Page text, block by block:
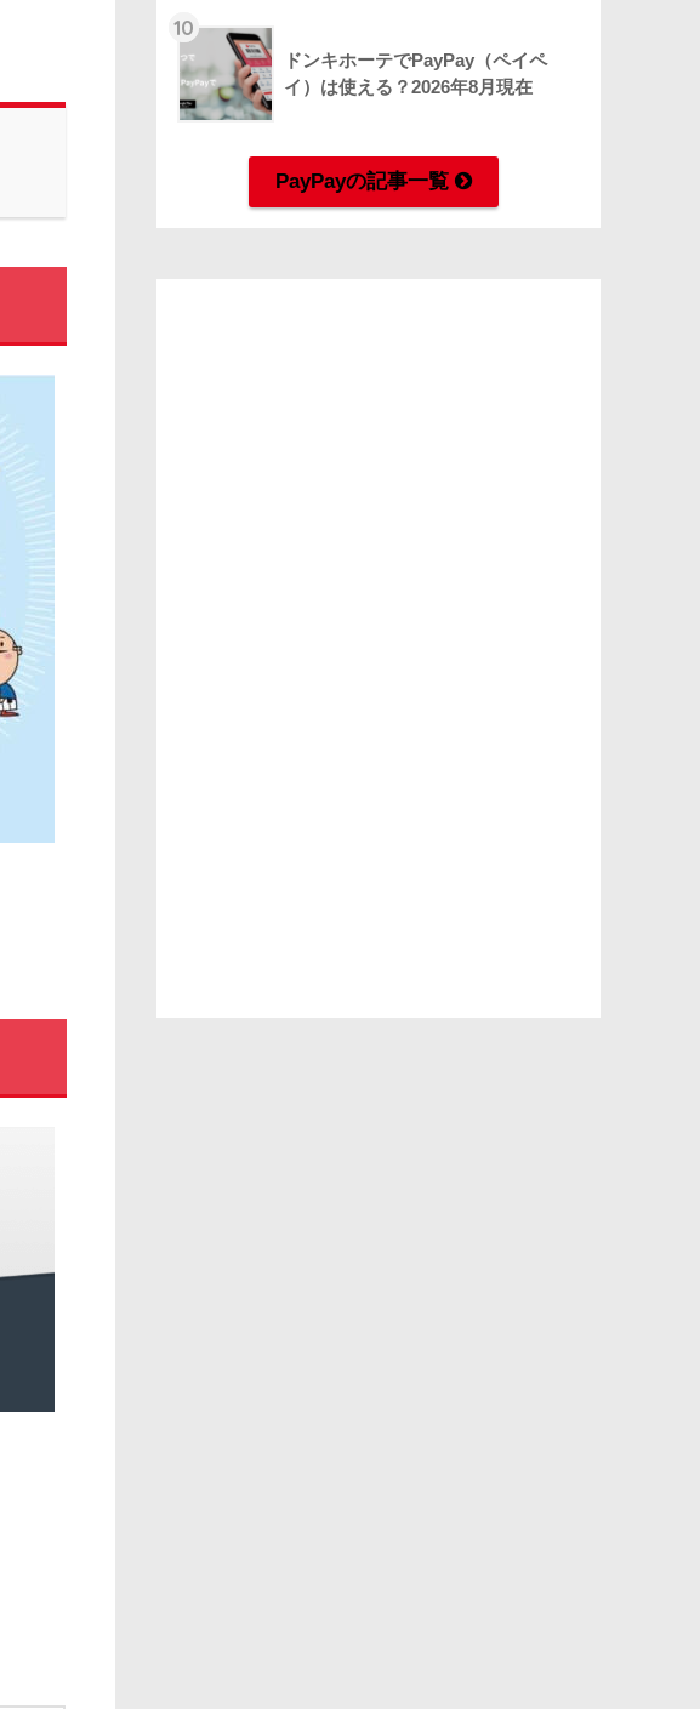
10
ドンキホーテでPayPay（ペイペ
イ）は使える？2026年8月現在
PayPayの記事一覧